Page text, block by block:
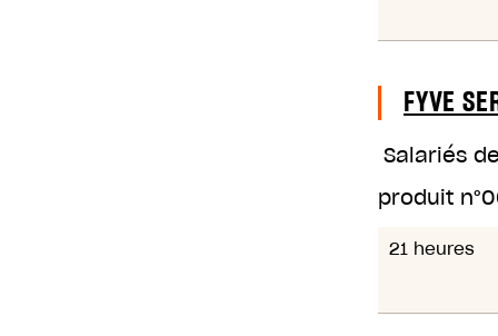
FYVE
Salariés
produit n°
21 heures